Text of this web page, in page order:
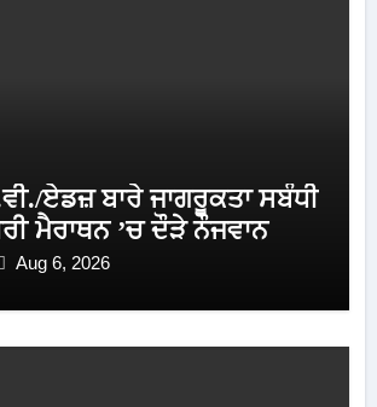
ਏਡਜ਼ ਬਾਰੇ ਜਾਗਰੂਕਤਾ ਸਬੰਧੀ
ਮੈਰਾਥਨ ’ਚ ਦੌੜੇ ਨੌਜਵਾਨ
Aug 6, 2026